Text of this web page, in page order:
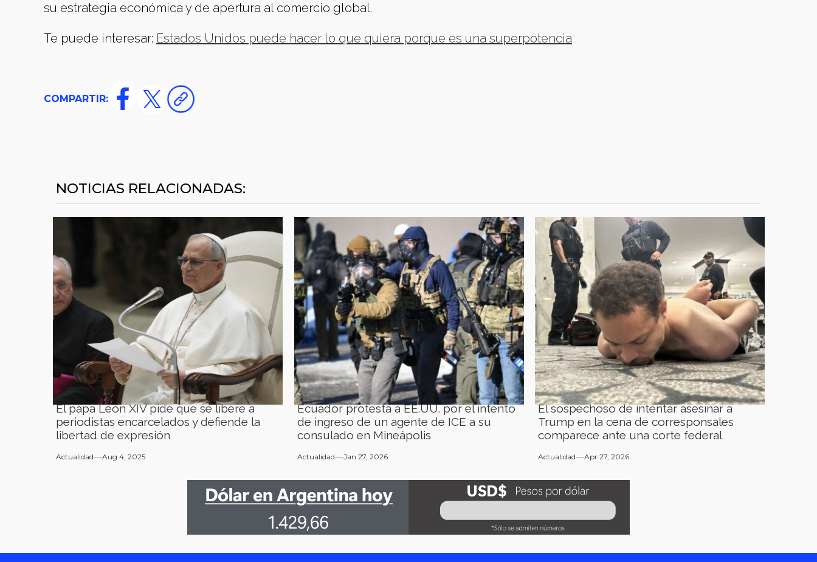
su estrategia económica y de apertura al comercio global.
Te puede interesar: Estados Unidos puede hacer lo que quiera porque es una superpotencia
COMPARTIR:
NOTICIAS RELACIONADAS:
El papa León XIV pide que se libere a
periodistas encarcelados y defiende la
libertad de expresión
Actualidad Aug 4, 2025
Ecuador protesta a EE.UU. por el intento
de ingreso de un agente de ICE a su
consulado en Mineápolis
Actualidad Jan 27, 2026
El sospechoso de intentar asesinar a
Trump en la cena de corresponsales
comparece ante una corte federal
Actualidad Apr 27, 2026